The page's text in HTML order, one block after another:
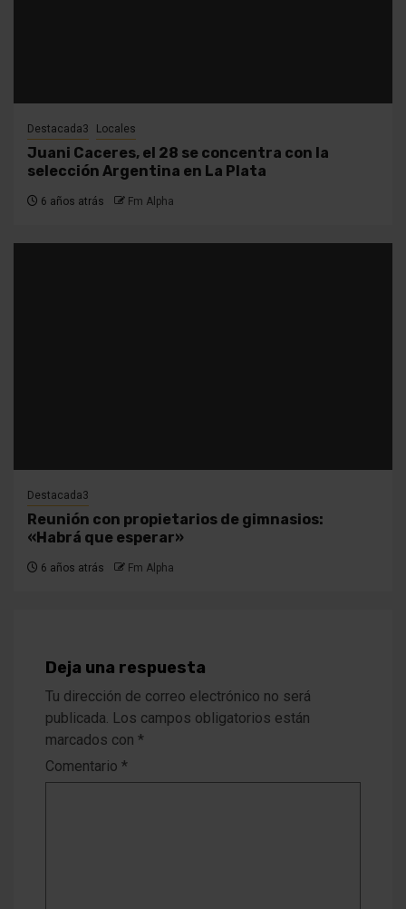
Destacada3 Locales
Juani Caceres, el 28 se concentra con la
selección Argentina en La Plata
6 años atrás Fm Alpha
Destacada3
Reunión con propietarios de gimnasios:
«Habrá que esperar»
6 años atrás Fm Alpha
Deja una respuesta
Tu dirección de correo electrónico no será
publicada. Los campos obligatorios están
marcados con *
Comentario *